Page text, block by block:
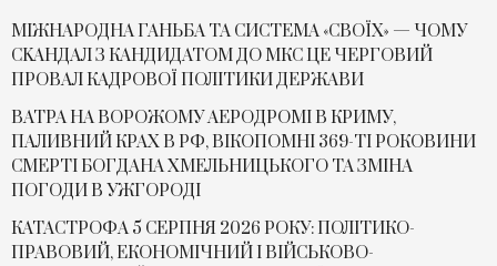
МІЖНАРОДНА ГАНЬБА ТА СИСТЕМА «СВОЇХ» — ЧОМУ
СKАНДАЛ З КАНДИДАТОМ ДО МКС ЦЕ ЧЕРГОВИЙ
ПРОВАЛ КАДРОВОЇ ПОЛІТИКИ ДЕРЖАВИ
ВАТРА НА ВОРОЖОМУ АЕРОДРОМІ В КРИМУ,
ПАЛИВНИЙ КРАХ В РФ, ВІКОПОМНІ 369-ТІ РОКОВИНИ
СМЕРТІ БОГДАНА ХМЕЛЬНИЦЬКОГО ТА ЗМІНА
ПОГОДИ В УЖГОРОДІ
КАТАСТРОФА 5 СЕРПНЯ 2026 РОКУ: ПОЛІТИКО-
ПРАВОВИЙ, ЕКОНОМІЧНИЙ І ВІЙСЬКОВО-